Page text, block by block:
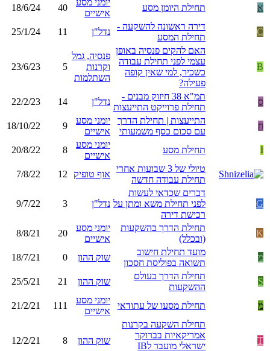
א תחילת היומן מסע
יומני מסע
אישיים
40
18/6/24
C
דירה ראשונה להשקעה -
תחילת המסע
נדל"ן 11
25/1/24
B
האם להקים פנסיה באופן
עצמי לפני תחילת עבודה
כשכיר, למי שאין קופה
פעילה?
פנסיה, גמל
וקרנות
השתלמות
5
23/6/23
ס
תמ"א 38 חיזוק מבנים -
תחילת פרוייקט התייעצות
נדל"ן 14
22/2/23
ח
התייעצות | תחילת הדרך
עם סכום כסף משמעותי
יומני מסע
אישיים
9
18/10/22
I תחילת מסע
יומני מסע
אישיים
8
20/8/22
טיולי של 3 שבועות אחרי
תחילת עבודה חדשה
אוף טופיק 12
7/8/22
G
דברים שכדאי לעשות
לפני תחילת משא ומתן על
רכישת דירה
נדל"ן 3
9/7/22
K
תחילת הדרך בהשקעות
(ובכלל)
יומני מסע
אישיים
20
8/8/21
מ
מועד תחילת חישוב
תשואה בפוליסת חסכון
שוק ההון 0
18/7/21
S
תחילת הדרך בעולם
ההשקעות
שוק ההון 21
25/5/21
מ תחילת מסעו של עתודאי
יומני מסע
אישיים
111
21/2/21
T
תחילת השקעה בקרנות
אמריקאיות בברוקר
ישראלי מועבר לIB
שוק ההון 8
12/2/21